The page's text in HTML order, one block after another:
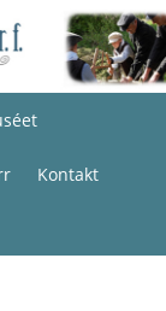
Kontakt